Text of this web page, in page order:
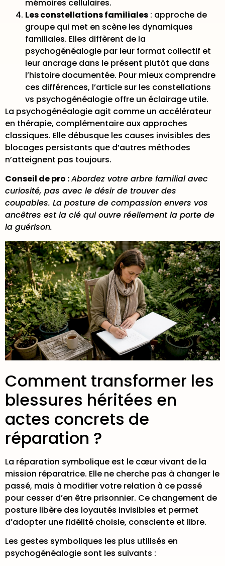
mémoires cellulaires.
Les constellations familiales : approche de
groupe qui met en scène les dynamiques
familiales. Elles diffèrent de la
psychogénéalogie par leur format collectif et
leur ancrage dans le présent plutôt que dans
l’histoire documentée. Pour mieux comprendre
ces différences, l’article sur les constellations
vs psychogénéalogie offre un éclairage utile.
La psychogénéalogie agit comme un accélérateur
en thérapie, complémentaire aux approches
classiques. Elle débusque les causes invisibles des
blocages persistants que d’autres méthodes
n’atteignent pas toujours.
Conseil de pro :Abordez votre arbre familial avec
curiosité, pas avec le désir de trouver des
coupables. La posture de compassion envers vos
ancêtres est la clé qui ouvre réellement la porte de
la guérison.
Comment transformer les
blessures héritées en
actes concrets de
réparation ?
La réparation symbolique est le cœur vivant de la
mission réparatrice. Elle ne cherche pas à changer le
passé, mais à modifier votre relation à ce passé
pour cesser d’en être prisonnier. Ce changement de
posture libère des loyautés invisibles et permet
d’adopter une fidélité choisie, consciente et libre.
Les gestes symboliques les plus utilisés en
psychogénéalogie sont les suivants :